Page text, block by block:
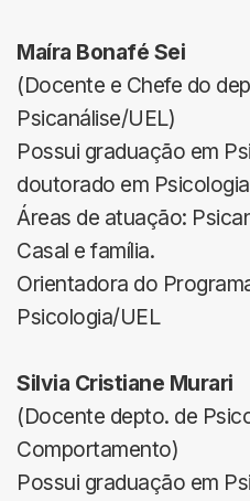
Maíra Bonafé Sei
(Docente e Chefe do
Psicanálise/UEL)
Possui graduação em
doutorado em
Áreas de atuação:
Casal e família.
Orientadora do
Psicologia/UEL
Silvia Cristiane Murari
(Docente depto. de
Comportamento)
Possui graduação em